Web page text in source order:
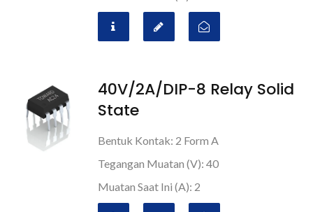
40V/2A/DIP-8 Relay Solid
State
Bentuk Kontak: 2 Form A
Tegangan Muatan (V): 40
Muatan Saat Ini (A): 2